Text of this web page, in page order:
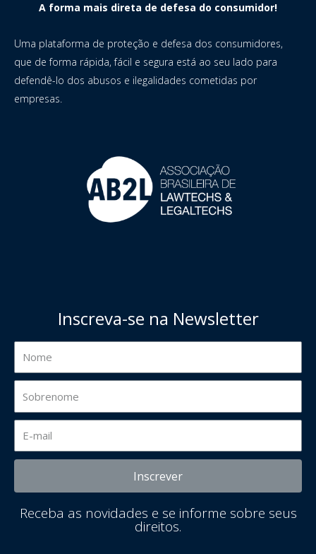
A forma mais direta de defesa do consumidor!
Uma plataforma de proteção e defesa dos consumidores,
que de forma rápida, fácil e segura está ao seu lado para
defendê-lo dos abusos e ilegalidades cometidas por
empresas.
Inscreva-se na Newsletter
Inscrever
Receba as novidades e se informe sobre seus
direitos.